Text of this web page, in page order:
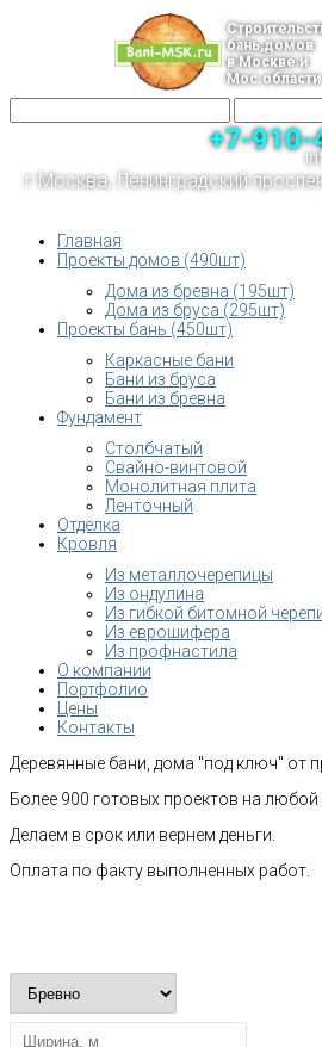
бань,домов
в Москве и
Мос.области
+7-910-
г.Москва, Ленинградский
Главная
Проекты домов (490шт)
Дома из бревна (195шт)
Дома из бруса (295шт)
Проекты бань (450шт)
Каркасные бани
Бани из бруса
Бани из бревна
Фундамент
Столбчатый
Свайно-винтовой
Монолитная плита
Ленточный
Отделка
Кровля
Из металлочерепицы
Из ондулина
Из гибкой битомной
Из еврошифера
Из профнастила
О компании
Портфолио
Цены
Контакты
Деревянные бани, дома "под ключ" от
Более 900 готовых проектов на любой
Делаем в срок или вернем деньги.
Оплата по факту выполненных работ.